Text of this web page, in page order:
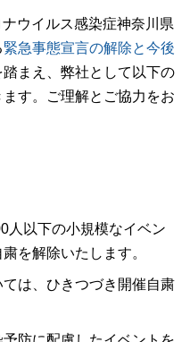
ウイルス感染症神奈川県
緊急事態宣言の解除と今後
まえ、弊社として以下の
す。ご理解とご協力をお
人以下の小規模なイベン
を解除いたします。
は、ひきつづき開催自粛